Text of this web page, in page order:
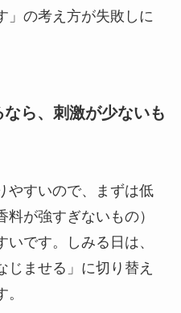
」の考え方が失敗しに
ら、刺激が少ないも
やすいので、まずは低
が強すぎないもの）
です。しみる日は、
じませる」に切り替え